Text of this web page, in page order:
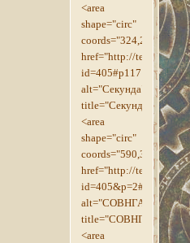
<area
shape="circ"
coords="324,288,9"
href="http://
id=405#p1171"
alt="Секунда"
title="Секунда">
<area
shape="circ"
coords="590,318,16"
href="http://
id=405&p=2#p1202"
alt="СОВНГАРД"
title="СОВНГАРД">
<area